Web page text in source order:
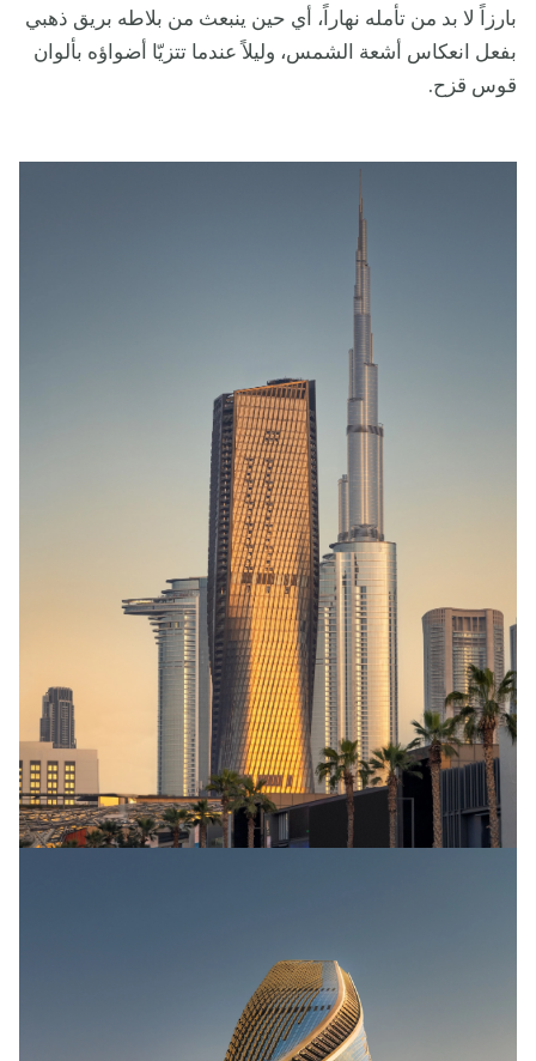
بارزاً لا بد من تأمله نهاراً، أي حين ينبعث من بلاطه بريق ذهبي
بفعل انعكاس أشعة الشمس، وليلاً عندما تتزيّا أضواؤه بألوان
قوس قزح.